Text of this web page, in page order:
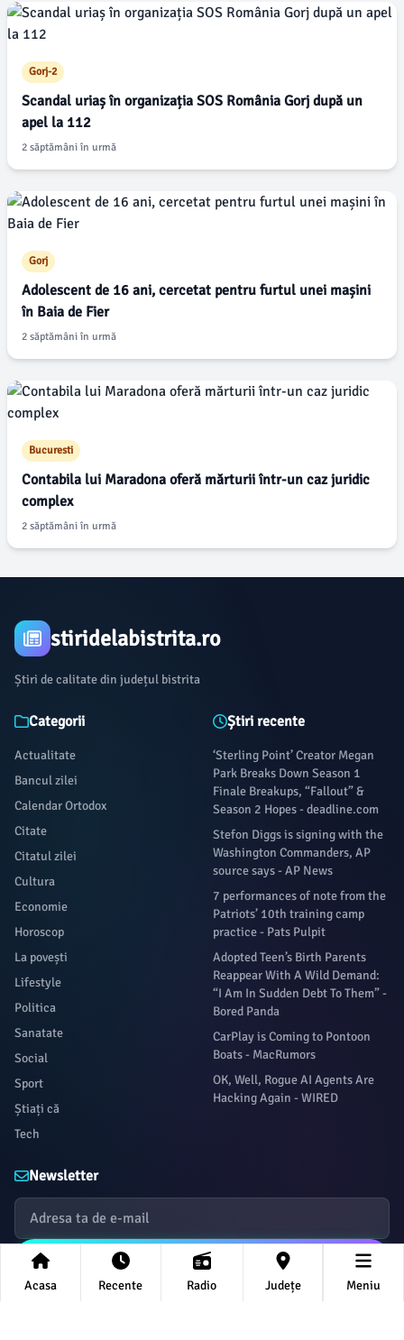
Gorj-2
Scandal uriaș în organizația SOS România Gorj după un
apel la 112
2 săptămâni în urmă
Gorj
Adolescent de 16 ani, cercetat pentru furtul unei mașini
în Baia de Fier
2 săptămâni în urmă
Bucuresti
Contabila lui Maradona oferă mărturii într-un caz juridic
complex
2 săptămâni în urmă
stiridelabistrita.ro
Știri de calitate din județul bistrita
Categorii
Actualitate
Bancul zilei
Calendar Ortodox
Citate
Citatul zilei
Cultura
Economie
Horoscop
La povești
Lifestyle
Politica
Sanatate
Social
Sport
Știați că
Tech
Știri recente
‘Sterling Point’ Creator Megan
Park Breaks Down Season 1
Finale Breakups, “Fallout” &
Season 2 Hopes - deadline.com
Stefon Diggs is signing with the
Washington Commanders, AP
source says - AP News
7 performances of note from the
Patriots’ 10th training camp
practice - Pats Pulpit
Adopted Teen’s Birth Parents
Reappear With A Wild Demand:
“I Am In Sudden Debt To Them” -
Bored Panda
CarPlay is Coming to Pontoon
Boats - MacRumors
OK, Well, Rogue AI Agents Are
Hacking Again - WIRED
Newsletter
Abonează-te
Acasa Recente Radio Județe Meniu